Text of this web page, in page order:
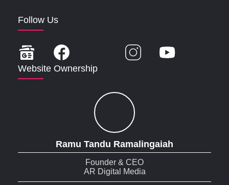
Follow Us
Website Ownership
Ramu Tandu Ramalingaiah
Founder & CEO
AR Digital Media